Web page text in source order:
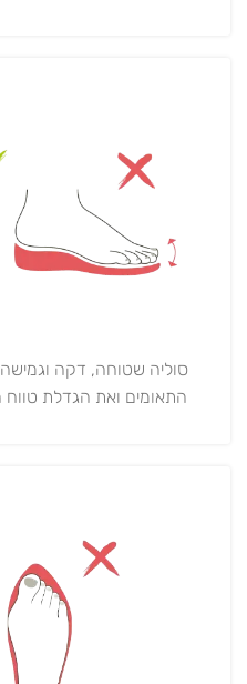
סוליה שטוחה, דקה
התאומים ואת הגדלת